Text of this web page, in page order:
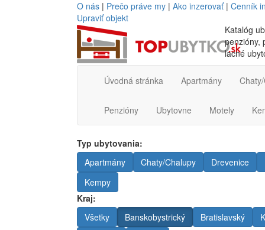
O nás | Prečo práve my | Ako inzerovať| Cenník
Upraviť objekt
Katalóg
penzióny,
lacné
Úvodná stránka Apartmány
Penzióny Ubytovne Motely
Typ ubytovania:
Apartmány
Chaty/Chalupy Drevenice
Kempy
Kraj:
Všetky
Banskobystrický Bratislavský